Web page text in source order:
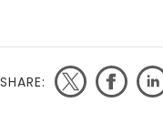
SHARE: